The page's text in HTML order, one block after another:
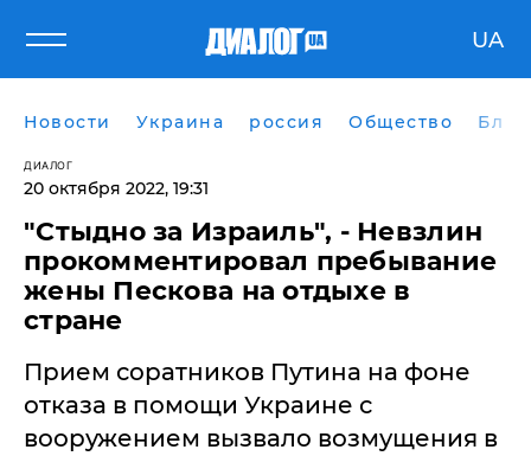
UA
Новости Украина россия Общество
ДИАЛОГ
20 октября 2022, 19:31
"Стыдно за Израиль", - Невзлин
прокомментировал пребывание
жены Пескова на отдыхе в
стране
Прием соратников Путина на фоне
отказа в помощи Украине с
вооружением вызвало возмущения в